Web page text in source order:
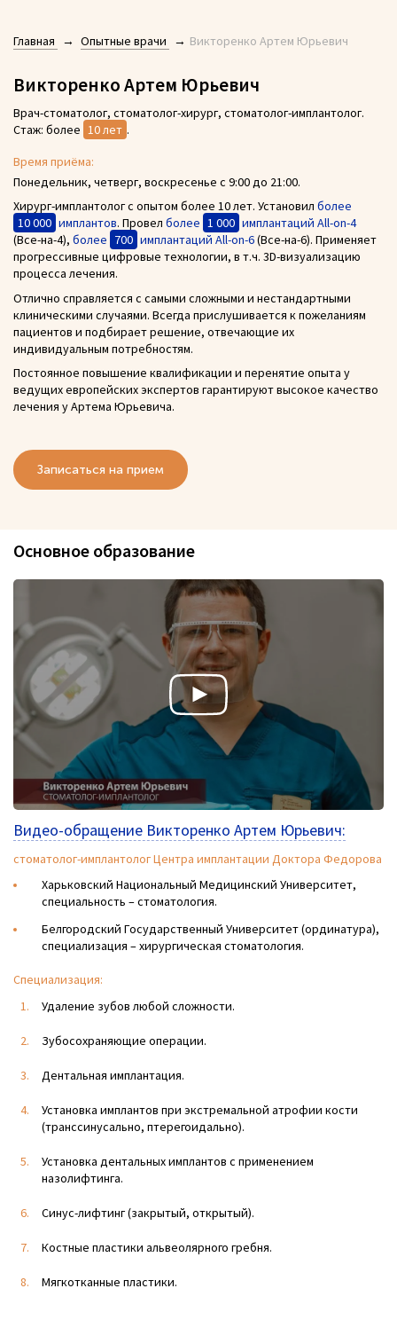
Главная Опытные врачи Викторенко Артем Юрьевич
Викторенко Артем Юрьевич
Врач-стоматолог, стоматолог-хирург, стоматолог-имплантолог.
Стаж: более 10 лет .
Время приёма:
Понедельник, четверг, воскресенье с 9:00 до 21:00.
Хирург-имплантолог с опытом более 10 лет. Установил более
10 000 имплантов. Провел более 1 000 имплантаций All-on-4
(Все-на-4), более 700 имплантаций All-on-6(Все-на-6). Применяет
прогрессивные цифровые технологии, в т.ч. 3D-визуализацию
процесса лечения.
Отлично справляется с самыми сложными и нестандартными
клиническими случаями. Всегда прислушивается к пожеланиям
пациентов и подбирает решение, отвечающие их
индивидуальным потребностям.
Постоянное повышение квалификации и перенятие опыта у
ведущих европейских экспертов гарантируют высокое качество
лечения у Артема Юрьевича.
Записаться на прием
Основное образование
Харьковский Национальный Медицинский Университет,
специальность – стоматология.
Белгородский Государственный Университет (ординатура),
специализация – хирургическая стоматология.
Специализация:
Удаление зубов любой сложности.
Зубосохраняющие операции.
Дентальная имплантация.
Установка имплантов при экстремальной атрофии кости
(транссинусально, птерегоидально).
Установка дентальных имплантов с применением
назолифтинга.
Синус-лифтинг (закрытый, открытый).
Костные пластики альвеолярного гребня.
Мягкотканные пластики.
Видео-обращение Викторенко Артем Юрьевич:
стоматолог-имплантолог Центра имплантации Доктора Федорова